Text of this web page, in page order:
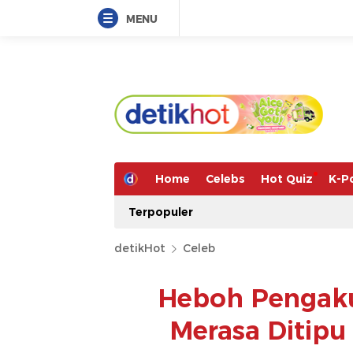
MENU
Home Celebs Hot Quiz K-
Terpopuler
detikHot Celeb
Heboh
Merasa